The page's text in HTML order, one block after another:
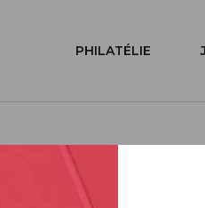
PHILATÉLIE